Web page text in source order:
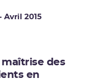
Avril 2015
maîtrise des
en